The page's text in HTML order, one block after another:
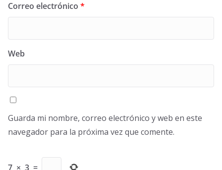
Correo electrónico *
Web
Guarda mi nombre, correo electrónico y web en este
navegador para la próxima vez que comente.
7 × 3 =